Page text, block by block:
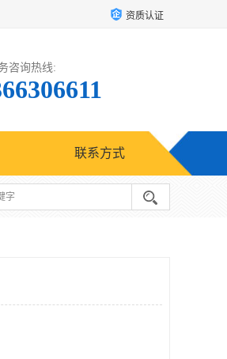
资质认证
咨询热线:
联系方式